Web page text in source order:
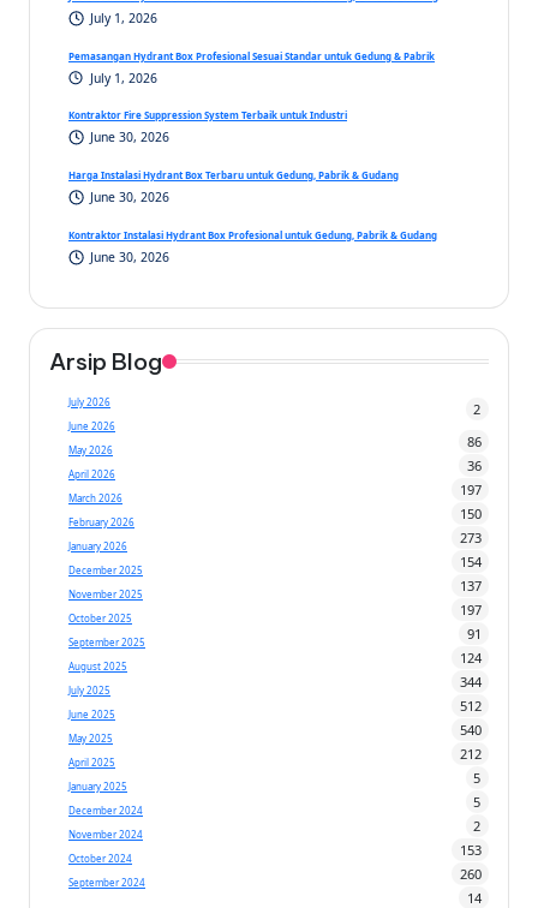
July 1, 2026
Pemasangan Hydrant Box Profesional Sesuai Standar untuk Gedung & Pabrik
July 1, 2026
Kontraktor Fire Suppression System Terbaik untuk Industri
June 30, 2026
Harga Instalasi Hydrant Box Terbaru untuk Gedung, Pabrik & Gudang
June 30, 2026
Kontraktor Instalasi Hydrant Box Profesional untuk Gedung, Pabrik & Gudang
June 30, 2026
Arsip Blog
July 2026 2
June 2026
86
May 2026
36
April 2026
197
March 2026
150
February 2026
273
January 2026
154
December 2025
137
November 2025
197
October 2025
91
September 2025
124
August 2025
344
July 2025
512
June 2025
540
May 2025
212
April 2025
5
January 2025
5
December 2024
2
November 2024
153
October 2024
260
September 2024
14